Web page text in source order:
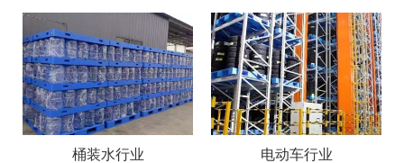
桶装水行业 电动车行业